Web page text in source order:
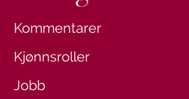
Kommentarer
Kjønnsroller
Jobb